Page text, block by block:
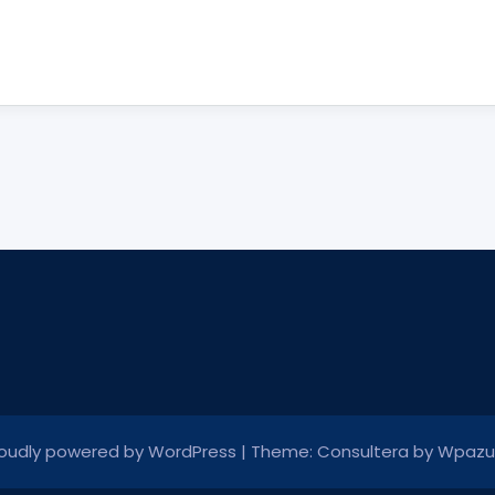
powered by WordPress | Theme: Consultera by